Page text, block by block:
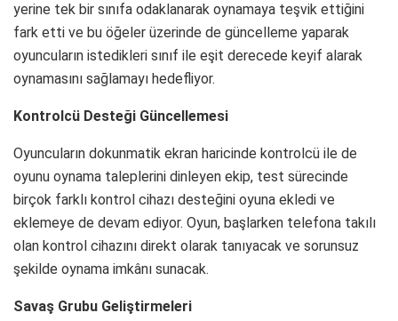
yerine tek bir sınıfa odaklanarak oynamaya teşvik ettiğini
fark etti ve bu öğeler üzerinde de güncelleme yaparak
oyuncuların istedikleri sınıf ile eşit derecede keyif alarak
oynamasını sağlamayı hedefliyor.
Kontrolcü Desteği Güncellemesi
Oyuncuların dokunmatik ekran haricinde kontrolcü ile de
oyunu oynama taleplerini dinleyen ekip, test sürecinde
birçok farklı kontrol cihazı desteğini oyuna ekledi ve
eklemeye de devam ediyor. Oyun, başlarken telefona takılı
olan kontrol cihazını direkt olarak tanıyacak ve sorunsuz
şekilde oynama imkânı sunacak.
Savaş Grubu Geliştirmeleri